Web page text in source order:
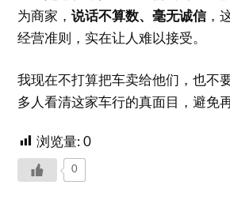
为商家，说话不算数、毫无诚信，
经营准则，实在让人难以接受。
我现在不打算把车卖给他们，也不
多人看清这家车行的真面目，避免
浏览量: 0
0